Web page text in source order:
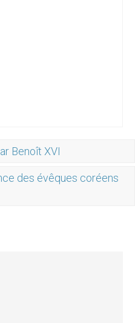
Benoît XVI
des évêques coréens